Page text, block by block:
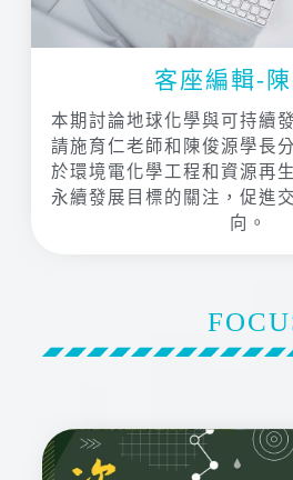
客座編輯-
本期討論地球化學與可持續
請施育仁老師和陳俊源學長
於環境電化學工程和資源再
永續發展目標的關注，促進
向。